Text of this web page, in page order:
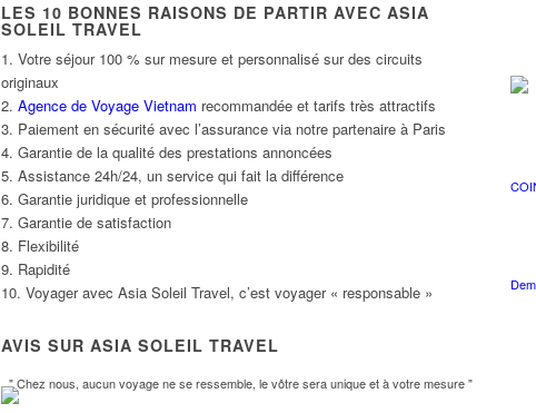
" Chez nous, aucun voyage ne se ressemble, le vôtre sera unique et à votre mesure "
LES 10 BONNES RAISONS DE PARTIR AVEC ASIA
SOLEIL TRAVEL
1. Votre séjour 100 % sur mesure et personnalisé sur des circuits
originaux
2. Agence de Voyage Vietnam recommandée et tarifs très attractifs
3. Paiement en sécurité avec l’assurance via notre partenaire à Paris
4. Garantie de la qualité des prestations annoncées
5. Assistance 24h/24, un service qui fait la différence
6. Garantie juridique et professionnelle
7. Garantie de satisfaction
8. Flexibilité
9. Rapidité
10. Voyager avec Asia Soleil Travel, c’est voyager « responsable »
AVIS SUR ASIA SOLEIL TRAVEL